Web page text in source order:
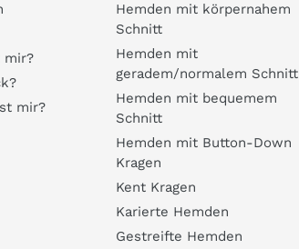
mir?
mir?
Hemden mit körpernahem
Schnitt
Hemden mit
geradem/normalem Schnitt
Hemden mit bequemem
Schnitt
Hemden mit Button-Down
Kragen
Kent Kragen
Karierte Hemden
Gestreifte Hemden